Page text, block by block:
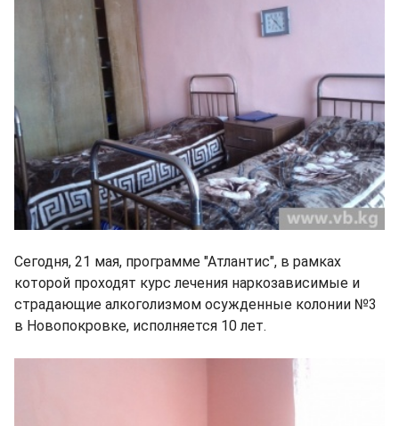
Сегодня, 21 мая, программе "Атлантис", в рамках
которой проходят курс лечения наркозависимые и
страдающие алкоголизмом осужденные колонии №3
в Новопокровке, исполняется 10 лет.